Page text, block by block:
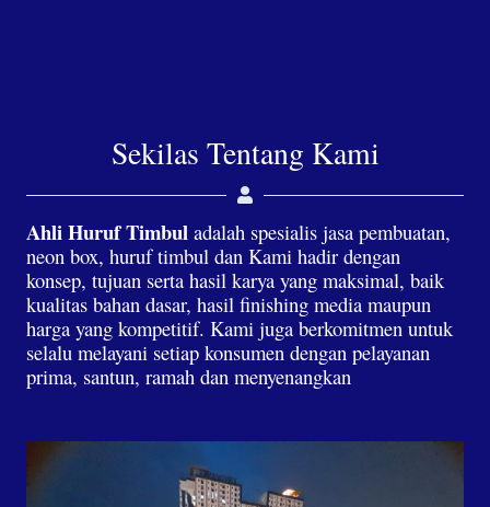
Sekilas Tentang Kami
Ahli Huruf Timbul adalah spesialis jasa pembuatan,
neon box, huruf timbul dan Kami hadir dengan
konsep, tujuan serta hasil karya yang maksimal, baik
kualitas bahan dasar, hasil finishing media maupun
harga yang kompetitif. Kami juga berkomitmen untuk
selalu melayani setiap konsumen dengan pelayanan
prima, santun, ramah dan menyenangkan